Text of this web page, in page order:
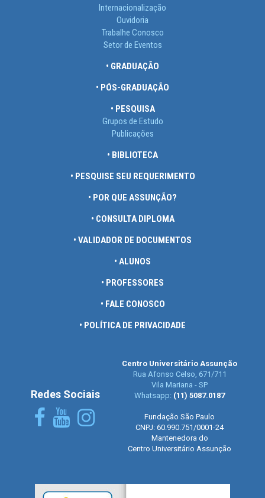
Internacionalização
Ouvidoria
Trabalhe Conosco
Setor de Eventos
• GRADUAÇÃO
• PÓS-GRADUAÇÃO
• PESQUISA
Grupos de Estudo
Publicações
• BIBLIOTECA
• PESQUISE SEU REQUERIMENTO
• POR QUE ASSUNÇÃO?
• CONSULTA DIPLOMA
• VALIDADOR DE DOCUMENTOS
• ALUNOS
• PROFESSORES
• FALE CONOSCO
• POLÍTICA DE PRIVACIDADE
Redes Sociais
Centro Universitário Assunção
Rua Afonso Celso, 671/711
Vila Mariana - SP
Whatsapp: (11) 5087.0187
Fundação São Paulo
CNPJ: 60.990.751/0001-24
Mantenedora do
Centro Universitário Assunção